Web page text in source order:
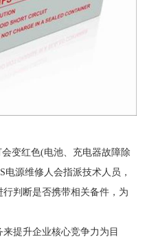
变红色(电池、充电器故障除
源维修人会指派技术人员，
判断是否携带相关备件，为
提升企业核心竞争力为目